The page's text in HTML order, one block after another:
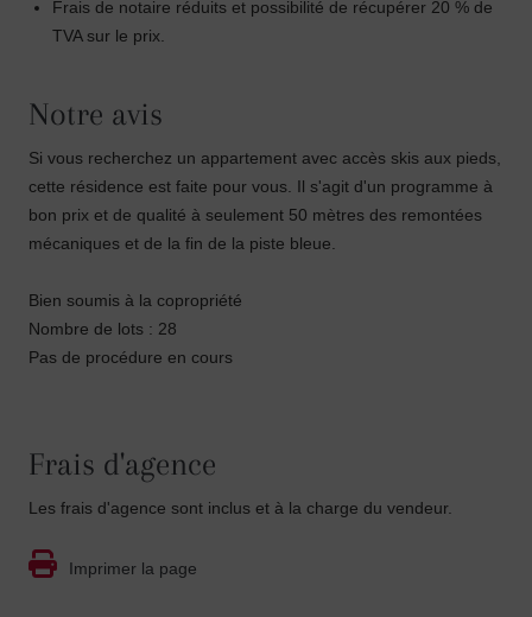
Frais de notaire réduits et possibilité de récupérer 20 % de
TVA sur le prix.
Notre avis
Si vous recherchez un appartement avec accès skis aux pieds,
cette résidence est faite pour vous. Il s'agit d'un programme à
bon prix et de qualité à seulement 50 mètres des remontées
mécaniques et de la fin de la piste bleue.
Bien soumis à la copropriété
Nombre de lots : 28
Pas de procédure en cours
Frais d'agence
Les frais d'agence sont inclus et à la charge du vendeur.
Imprimer la page